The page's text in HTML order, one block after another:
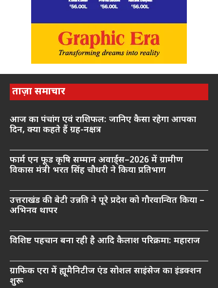
ताज़ा समाचार
आज का पंचांग एवं राशिफल: जानिए कैसा रहेगा आपका
दिन, क्या कहते हैं ग्रह-नक्षत्र
फार्म एन फूड कृषि सम्मान अवार्ड्स–2026 में ग्रामीण
विकास मंत्री भरत सिंह चौधरी ने किया प्रतिभाग
उत्तराखंड की बेटी उन्नति ने पूरे प्रदेश को गौरवान्वित किया –
अभिनव थापर
विशिष्ट पहचान बना रही है आदि कैलाश परिक्रमा: महाराज
ग्राफिक एरा में ह्यूमैनिटीज एंड सोशल साइंसेज का इंडक्शन
शुरू